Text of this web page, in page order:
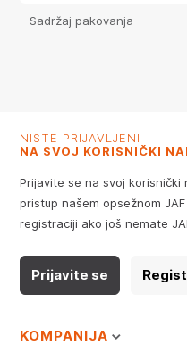
Sadržaj pakovanja
NISTE PRIJAVLJENI
NA SVOJ KORISNIČKI
Prijavite se na svoj
pristup našem opsežnom
registraciji ako još nemate
Prijavite se
KOMPANIJA